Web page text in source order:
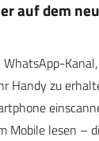
auf dem
Handy zu
Mobile lesen –